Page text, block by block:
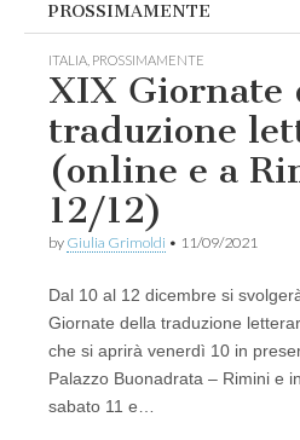
PROSSIMAMENTE
ITALIA PROSSIMAMENTE
XIX Giornate
traduzione
(online e a
12/12)
by Giulia Grimoldi • 11/09/2021
Dal 10 al 12 dicembre si
Giornate della traduzione
che si aprirà venerdì 10 in
Palazzo Buonadrata – Rimini e
sabato 11 e…